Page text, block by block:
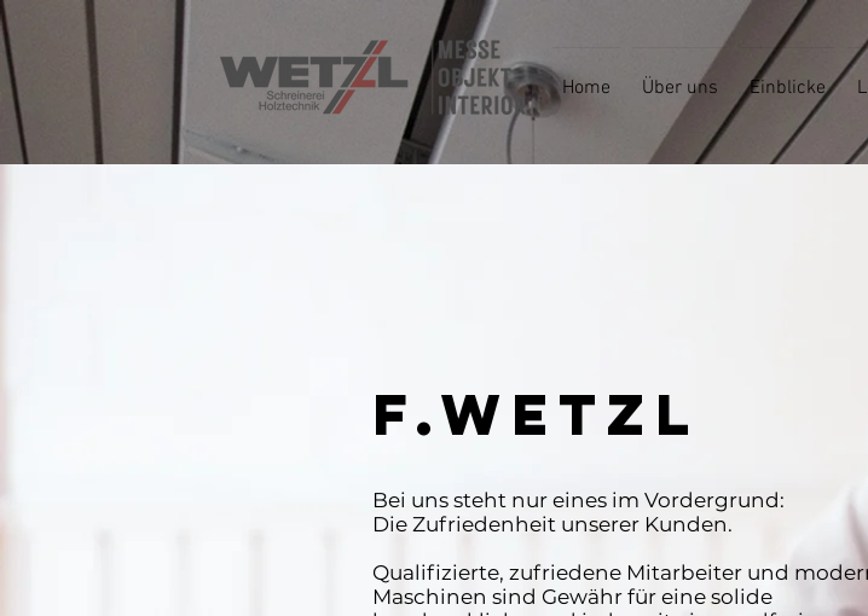
Home Über uns Einblicke
F.WETZL
Bei uns steht nur eines im Vordergrund:
Die Zufriedenheit unserer Kunden.
Qualifizierte, zufriedene Mitarbeiter und
Maschinen sind Gewähr für eine solide